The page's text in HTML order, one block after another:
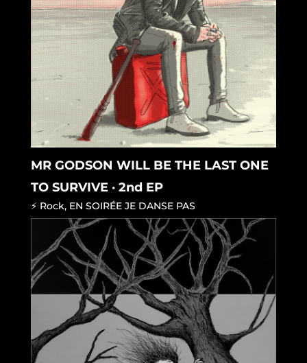
MR GODSON WILL BE THE LAST ONE
TO SURVIVE · 2nd EP
⚡ Rock, EN SOIRÉE JE DANSE PAS